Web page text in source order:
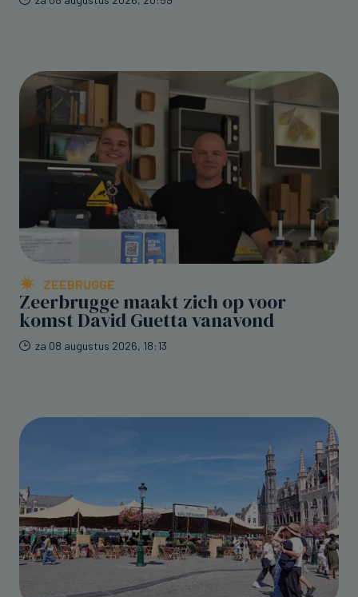
ZEEBRUGGE
Zeerbrugge maakt zich op voor
komst David Guetta vanavond
za 08 augustus 2026, 18:13